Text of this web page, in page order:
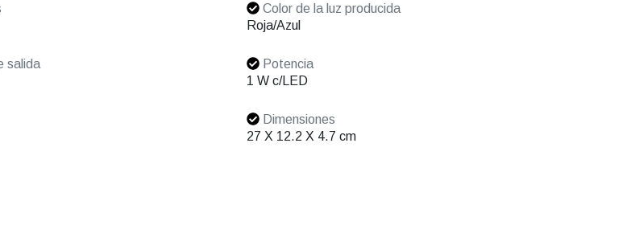
Color de la luz producida
Roja/Azul
salida
Potencia
1 W c/LED
Dimensiones
27 X 12.2 X 4.7 cm